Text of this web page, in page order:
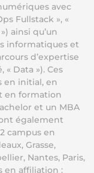
avec
Fullstack », «
ainsi qu’un
informatiques et
d’expertise
« Data »). Ces
en initial, en
en formation
et un MBA
également
campus en
Grasse,
Nantes, Paris,
en affiliation :